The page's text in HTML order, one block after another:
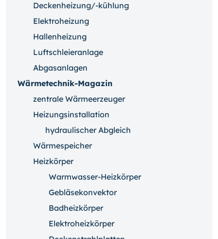
Deckenheizung/-kühlung
Elektroheizung
Hallenheizung
Luftschleieranlage
Abgasanlagen
Wärmetechnik-Magazin
zentrale Wärmeerzeuger
Heizungsinstallation
hydraulischer Abgleich
Wärmespeicher
Heizkörper
Warmwasser-Heizkörper
Gebläsekonvektor
Badheizkörper
Elektroheizkörper